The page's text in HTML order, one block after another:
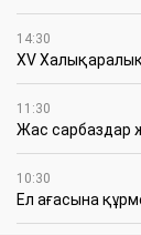
14:30
XV
11:30
Жас сарбаздар
10:30
Ел ағасына